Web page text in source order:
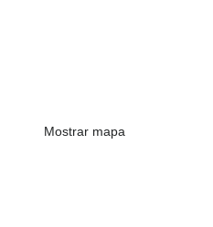
Mostrar mapa